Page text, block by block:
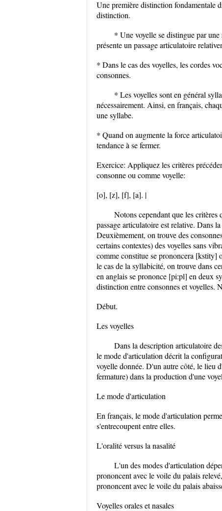
Une première distinction fondamentale
distinction.
* Une voyelle se distingue par
présente un passage articulatoire
* Dans le cas des voyelles, les cordes
consonnes.
* Les voyelles sont en général
nécessairement. Ainsi, en français,
une syllabe.
* Quand on augmente la force
tendance à se fermer.
Exercice: Appliquez les critères
consonne ou comme voyelle:
[o], [z], [f], [a]. |
Notons cependant que les
passage articulatoire est relative. Dans
Deuxièmement, on trouve des
certains contextes) des voyelles sans
comme constitue se prononcera [kstity]
le cas de la syllabicité, on trouve dans
en anglais se prononce [pi:pl] en deux
distinction entre consonnes et voyelles.
Début.
Les voyelles
Dans la description articulatoire
le mode d'articulation décrit la
voyelle donnée. D'un autre côté, le lieu
fermature) dans la production d'une
Le mode d'articulation
En français, le mode d'articulation
s'entrecoupent entre elles.
L'oralité versus la nasalité
L'un des modes d'articulation
prononcent avec le voile du palais
prononcent avec le voile du palais
Voyelles orales et nasales